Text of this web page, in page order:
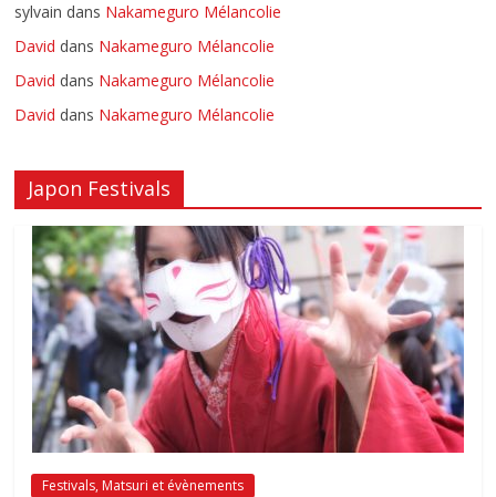
sylvain dans Nakameguro Mélancolie
David dans Nakameguro Mélancolie
David dans Nakameguro Mélancolie
David dans Nakameguro Mélancolie
Japon Festivals
Festivals, Matsuri et évènements